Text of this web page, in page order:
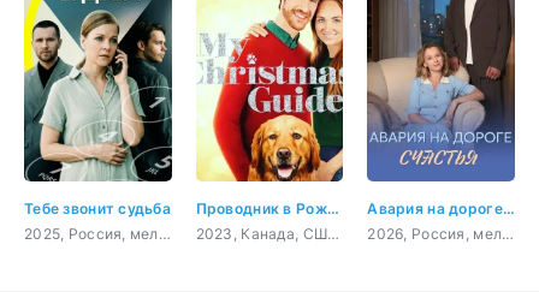
Тебе звонит судьба
2025, Россия, мелодрама
Проводник в Рождество
2023, Канада, США, мелодрама
Авария на дороге счастья
2026, Россия, мелодрама